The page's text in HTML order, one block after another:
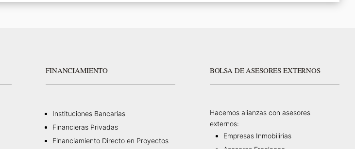
FINANCIAMIENTO
Instituciones Bancarias
Financieras Privadas
Financiamiento Directo en Proyectos
BOLSA DE ASESORES EXTERNOS
Hacemos alianzas con asesores
externos:
Empresas Inmobilirias